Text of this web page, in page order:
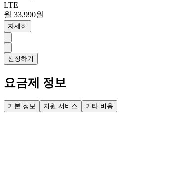
LTE
월 33,990원
자세히
신청하기
요금제 정보
기본 정보 지원 서비스 기타 비용